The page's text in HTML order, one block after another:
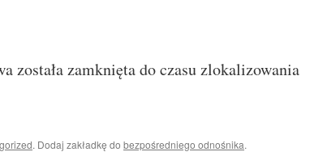
została zamknięta do czasu zlokalizowania
. Dodaj zakładkę do bezpośredniego odnośnika.